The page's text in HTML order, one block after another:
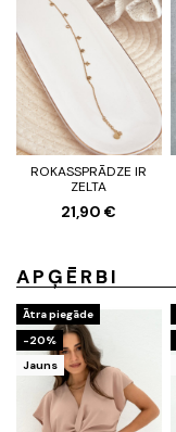
ROKASSPRĀDZE IR
ZELTA
21,90 €
APĢĒRBI
Ātra piegāde
-20%
Jauns